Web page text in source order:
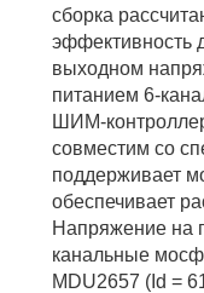
сборка
эффективность
выходном
питанием 6-
ШИМ-
совместим со
поддерживает
обеспечивает
Напряжение на
канальные
MDU2657 (Id =